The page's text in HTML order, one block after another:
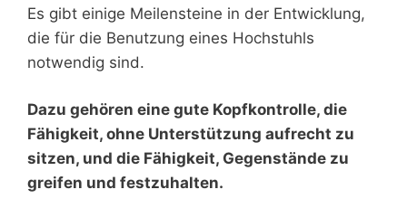
Es gibt einige Meilensteine in der Entwicklung,
die für die Benutzung eines Hochstuhls
notwendig sind.
Dazu gehören eine gute Kopfkontrolle, die
Fähigkeit, ohne Unterstützung aufrecht zu
sitzen, und die Fähigkeit, Gegenstände zu
greifen und festzuhalten.